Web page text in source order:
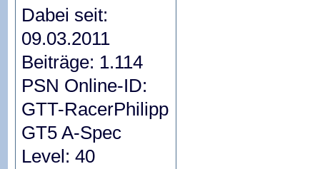
Dabei seit:
09.03.2011
Beiträge: 1.114
PSN Online-ID:
GTT-RacerPhilipp
GT5 A-Spec
Level: 40